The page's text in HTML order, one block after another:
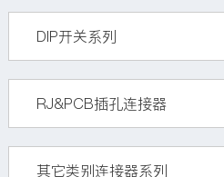
DIP开关系列
RJ&PCB插孔连接器
其它类别连接器系列